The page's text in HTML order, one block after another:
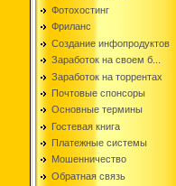
Фотохостинг
Фриланс
Создание инфопродуктов
Заработок на своем б...
Заработок на торрентах
Почтовые спонсоры
Основные термины
Гостевая книга
Платежные системы
Мошенничество
Обратная связь